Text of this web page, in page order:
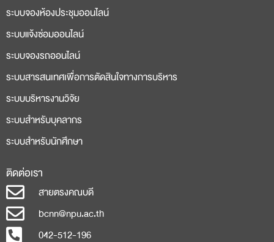
ระบบจองห้องประชุมออนไลน์
ระบบแจ้งซ่อมออนไลน์
ระบบจองรถออนไลน์
ระบบสารสนเทศเพื่อการตัดสินใจทางการบริหาร
ระบบบริหารงานวิจัย
ระบบสำหรับบุคลากร
ระบบสำหรับนักศึกษา
ติดต่อเรา
สายตรงคณบดี
bcnn@npu.ac.th
042-512-196